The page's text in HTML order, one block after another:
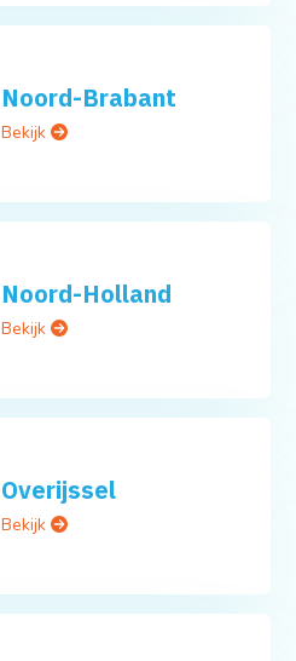
Noord-Brabant
Bekijk
Noord-Holland
Bekijk
Overijssel
Bekijk